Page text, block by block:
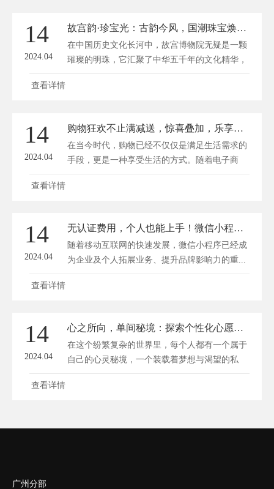
14
2024.04
故宫韵·珍宝光：古韵今风，国潮珠宝焕新颜
在中国历史文化长河中，故宫博物院无疑是一颗
璀璨的明珠，它汇聚了中华五千年的文化精华，
见...
查看详情
14
2024.04
购物狂欢不止满减送，惊喜叠加，乐享无边！
在当今时代，购物已经不仅仅是满足生活需求的
手段，更是一种享受生活的方式。随着电子商
务...
查看详情
14
2024.04
无认证费用，个人也能上手！微信小程序搭建成本解析
随着移动互联网的快速发展，微信小程序已经成
为企业及个人拓展业务、提升品牌影响力的重...
查看详情
14
2024.04
心之所向，单间秘境：探索个性化心愿清单的奇幻旅程
在这个纷繁复杂的世界里，每个人都有一个属于
自己的心灵秘境，一个装载着梦想与渴望的私
密...
查看详情
广州分部